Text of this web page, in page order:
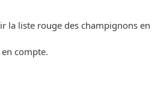
la liste rouge des champignons en
compte.